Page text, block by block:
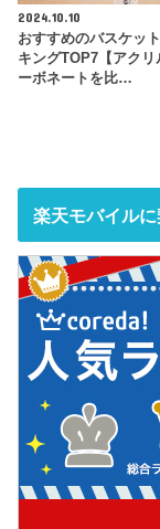
2024.10.10
おすすめのバスケッ
キングTOP7【アクリ
ーボネートを比…
楽天モバイル